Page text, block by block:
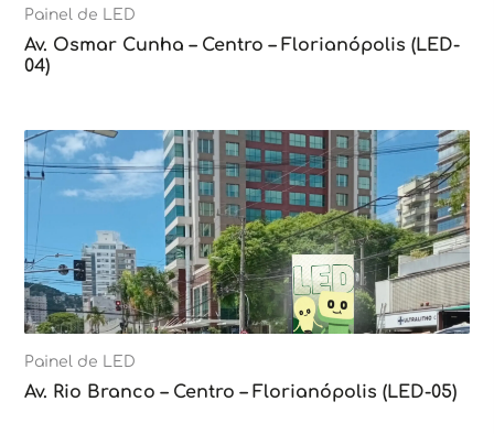
Painel de LED
Av. Osmar Cunha – Centro – Florianópolis (LED-
04)
Painel de LED
Av. Rio Branco – Centro – Florianópolis (LED-05)